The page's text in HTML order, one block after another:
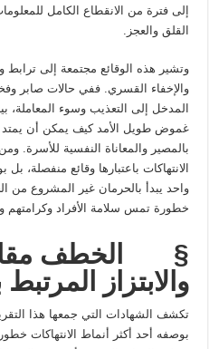
إلى فترة من الانقطاع الكامل
القلق والعجز.
وتشير هذه الوقائع مجتمعة إلى ترابط
والإخفاء القسري. ففي حالات صابر
المدخل إلى التعذيب وسوء المعاملة،
غموض طويل الأمد كيف يمكن أن يمتد
بالمصير والمعاناة النفسية للأسرة.
الانتهاكات باعتبارها وقائع
واحد يبدأ بالحرمان غير المشروع من
خطورة تمس سلامة الأفراد
§
الخطف
والابتزاز المرتبط
تكشف الشهادات التي جمعها هذا
بوصفه أحد أكثر أنماط الانتهاكات